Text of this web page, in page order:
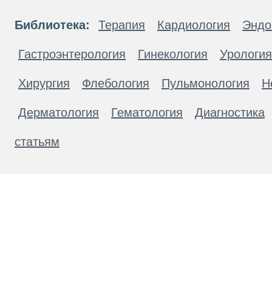
Библиотека: Терапия Кардиология
Гастроэнтерология Гинекология Урология
Хирургия Флебология Пульмонология
Дерматология Гематология Диагностика
статьям